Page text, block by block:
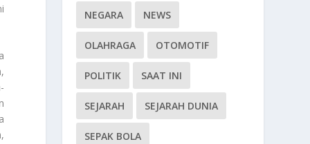
NEGARA NEWS
OLAHRAGA OTOMOTIF
POLITIK SAAT INI
SEJARAH SEJARAH DUNIA
SEPAK BOLA